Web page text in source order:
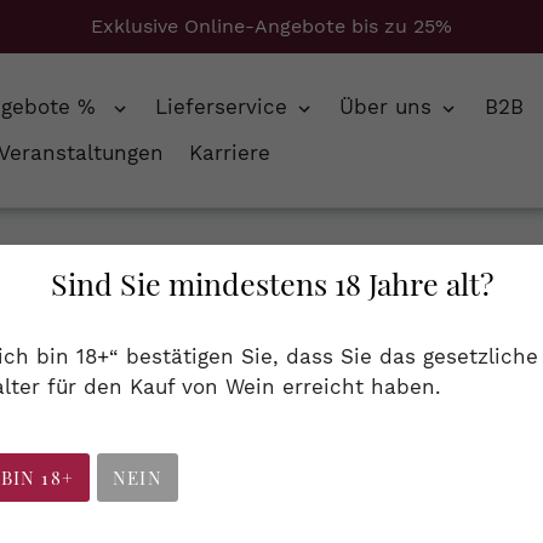
Sind Sie mindestens 18 Jahre alt?
bin 18+“ bestätigen Sie, dass Sie das gesetzliche
für den Kauf von Wein erreicht haben.
18+ NEIN
Exklusive Online-Angebote bis zu 25%
% Lieferservice Über uns
B2B
Karriere
rosé, 2024, AOP Bordeaux, 0,75 l
Château Tertre
AOP Bordeaux,